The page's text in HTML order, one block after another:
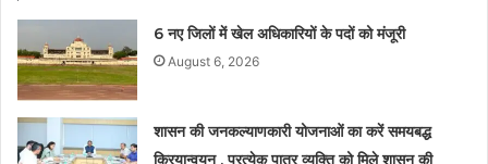
6 नए जिलों में खेल अधिकारियों के पदों को मंजूरी
August 6, 2026
शासन की जनकल्याणकारी योजनाओं का करें समयबद्ध
क्रियान्वयन , प्रत्येक पात्र व्यक्ति को मिले शासन की